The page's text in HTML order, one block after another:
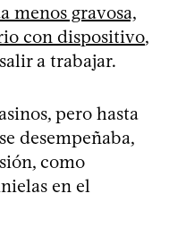
menos gravosa,
con dispositivo,
a trabajar.
pero hasta
desempeñaba,
como
en el